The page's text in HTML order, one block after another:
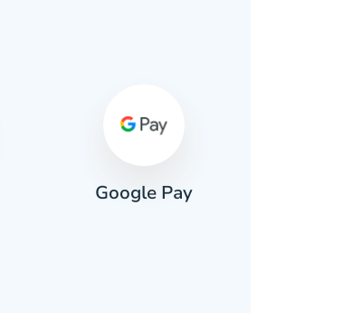
Google Pay